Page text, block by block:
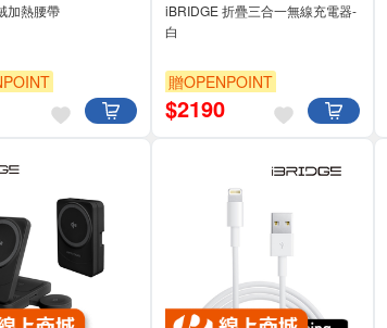
加熱腰帶
iBRIDGE 折疊三合一無線充電器-
白
贈OPENPOINT
$2190